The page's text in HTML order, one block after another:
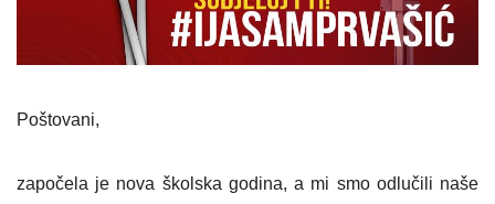
Poštovani,
započela je nova školska godina, a mi smo odlučili naše